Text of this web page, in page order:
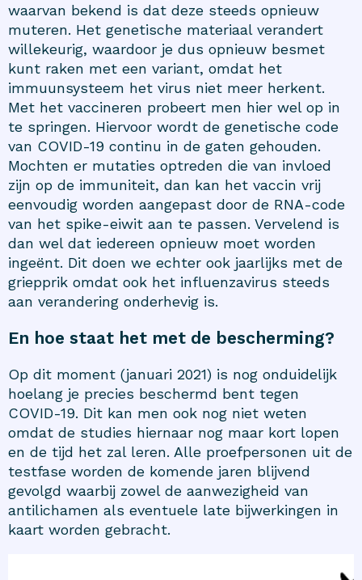
waarvan bekend is dat deze steeds opnieuw
muteren. Het genetische materiaal verandert
willekeurig, waardoor je dus opnieuw besmet
kunt raken met een variant, omdat het
immuunsysteem het virus niet meer herkent.
Met het vaccineren probeert men hier wel op in
te springen. Hiervoor wordt de genetische code
van COVID-19 continu in de gaten gehouden.
Mochten er mutaties optreden die van invloed
zijn op de immuniteit, dan kan het vaccin vrij
eenvoudig worden aangepast door de RNA-code
van het spike-eiwit aan te passen. Vervelend is
dan wel dat iedereen opnieuw moet worden
ingeënt. Dit doen we echter ook jaarlijks met de
griepprik omdat ook het influenzavirus steeds
aan verandering onderhevig is.
En hoe staat het met de bescherming?
Op dit moment (januari 2021) is nog onduidelijk
hoelang je precies beschermd bent tegen
COVID-19. Dit kan men ook nog niet weten
omdat de studies hiernaar nog maar kort lopen
en de tijd het zal leren. Alle proefpersonen uit de
testfase worden de komende jaren blijvend
gevolgd waarbij zowel de aanwezigheid van
antilichamen als eventuele late bijwerkingen in
kaart worden gebracht.